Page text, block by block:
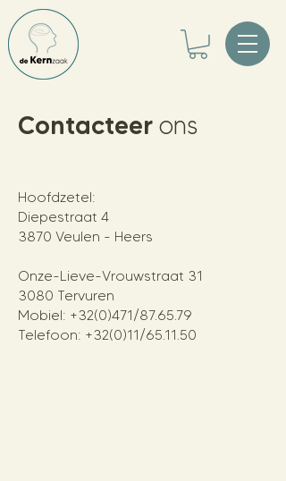
Contacteer ons
Hoofdzetel:
Diepestraat 4
3870 Veulen - Heers
Onze-Lieve-Vrouwstraat 31
3080 Tervuren
Mobiel: +32(0)471/87.65.79
Telefoon: +32(0)11/65.11.50